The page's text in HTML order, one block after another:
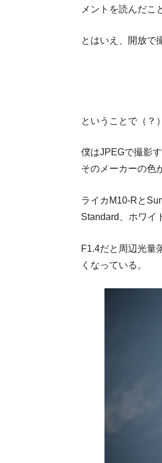
メントを読んだこ
とはいえ、開放で
ということで（？
僕はJPEGで撮影
そのメーカーの色
ライカM10-Rと
Standard、ホワイ
F1.4だと周辺光量
くなっている。